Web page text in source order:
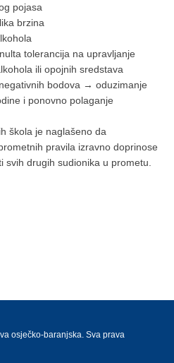
pojasa
brzina
tolerancija na upravljanje
ili opojnih sredstava
bodova → oduzimanje
i ponovno polaganje
škola je naglašeno da
pravila izravno doprinose
svih drugih sudionika u prometu.
osječko-baranjska. Sva prava